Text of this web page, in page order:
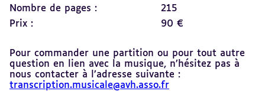
Nombre de pages :
215
Prix :
90 €
Pour commander une partition ou pour tout autre
question en lien avec la musique, n’hésitez pas à
nous contacter à l’adresse suivante :
transcription.musicale@avh.asso.fr